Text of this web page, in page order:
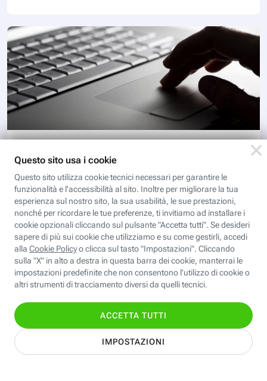
Cos'è e come funziona la
navigazione in incognito
La modalità di navigazione che nasconde le tracce
delle nostre abitudini online